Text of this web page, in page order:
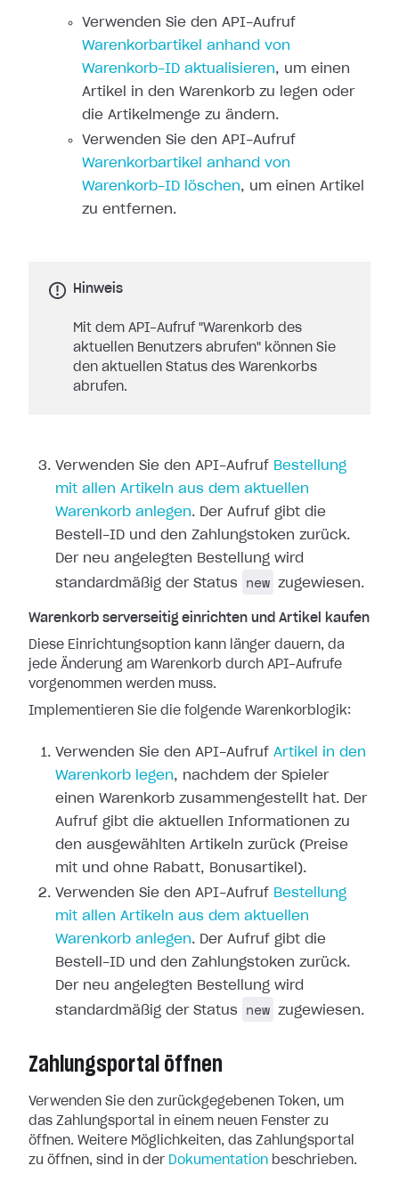
Verwenden Sie den API-Aufruf
Warenkorbartikel anhand von
Warenkorb-ID aktualisieren, um einen
Artikel in den Warenkorb zu legen oder
die Artikelmenge zu ändern.
Verwenden Sie den API-Aufruf
Warenkorbartikel anhand von
Warenkorb-ID löschen, um einen Artikel
zu entfernen.
Hinweis
Mit dem API-Aufruf "Warenkorb des
aktuellen Benutzers abrufen" können Sie
den aktuellen Status des Warenkorbs
abrufen.
Verwenden Sie den API-Aufruf Bestellung
mit allen Artikeln aus dem aktuellen
Warenkorb anlegen. Der Aufruf gibt die
Bestell-ID und den Zahlungstoken zurück.
Der neu angelegten Bestellung wird
standardmäßig der Status
new zugewiesen.
Warenkorb serverseitig einrichten und Artikel kaufen
Diese Einrichtungsoption kann länger dauern, da
jede Änderung am Warenkorb durch API-Aufrufe
vorgenommen werden muss.
Implementieren Sie die folgende Warenkorblogik:
Verwenden Sie den API-Aufruf Artikel in den
Warenkorb legen, nachdem der Spieler
einen Warenkorb zusammengestellt hat. Der
Aufruf gibt die aktuellen Informationen zu
den ausgewählten Artikeln zurück (Preise
mit und ohne Rabatt, Bonusartikel).
Verwenden Sie den API-Aufruf Bestellung
mit allen Artikeln aus dem aktuellen
Warenkorb anlegen. Der Aufruf gibt die
Bestell-ID und den Zahlungstoken zurück.
Der neu angelegten Bestellung wird
standardmäßig der Status
new zugewiesen.
Zahlungsportal öffnen
Verwenden Sie den zurückgegebenen Token, um
das Zahlungsportal in einem neuen Fenster zu
öffnen. Weitere Möglichkeiten, das Zahlungsportal
zu öffnen, sind in der Dokumentation beschrieben.